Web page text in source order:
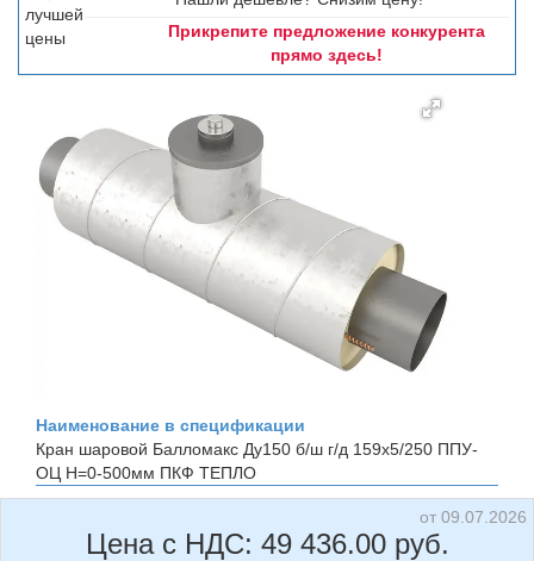
Прикрепите предложение конкурента
прямо здесь!
Наименование в спецификации
Кран шаровой Балломакс Ду150 б/ш г/д 159х5/250 ППУ-
ОЦ H=0-500мм ПКФ ТЕПЛО
от 09.07.2026
Цена с НДС: 49 436.00руб.